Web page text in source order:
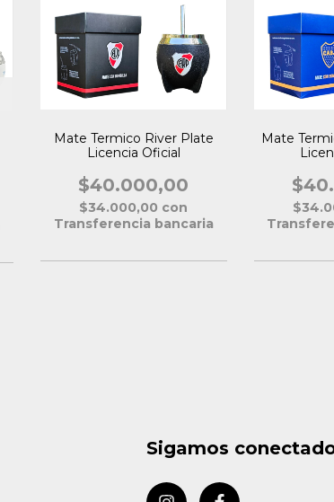
Mate Termico River Plate
Licencia Oficial
$40.000,00
$34.000,00 con
Transferencia bancaria
Mate
Sigamos